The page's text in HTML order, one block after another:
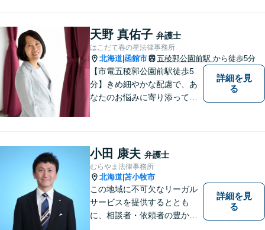
天野 真佑子 弁護士
はこだて春の星法律事務所
北海道 函館市 五稜郭公園前駅 から徒歩5分
【市電五稜郭公園前駅徒歩5
分】きめ細やかな配慮で、あ
なたのお悩みに寄り添って対
お気軽にご相談ください。
詳細を見
る
小田 康夫 弁護士
むらやま法律事務所
北海道 苫小牧市
この地域に不可欠なリーガル
サービスを提供するととも
に、相談者・依頼者の豊かな
詳細を見
る